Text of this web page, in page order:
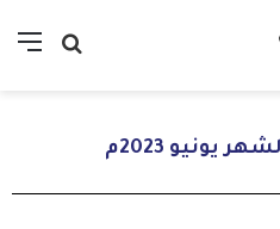
يونيو 2023م